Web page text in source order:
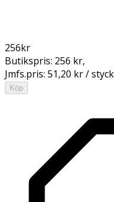
256kr
Butikspris: 256 kr,
Jmfs.pris: 51,20 kr / styck
Köp